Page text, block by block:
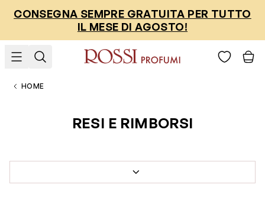
Salta al contenuto
CONSEGNA SEMPRE GRATUITA PER TUTTO
IL MESE DI AGOSTO!
HOME
RESI E RIMBORSI